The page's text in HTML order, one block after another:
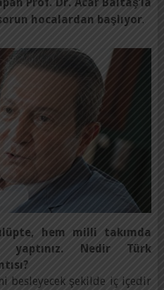
hocalardan başlıyor.
hem milli takımda
yaptınız. Nedir Türk
besleyecek şekilde iç içedir